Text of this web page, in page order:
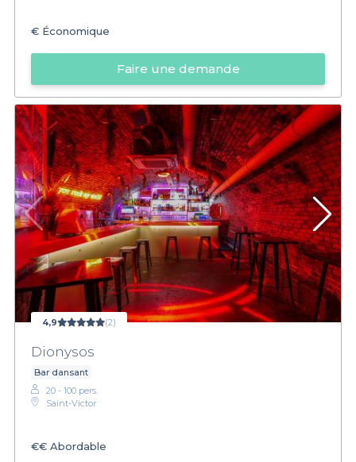
€ Économique
Faire une demande
4,9 (2)
Dionysos
Bar dansant
20 - 100 pers.
Saint-Victor
€€ Abordable